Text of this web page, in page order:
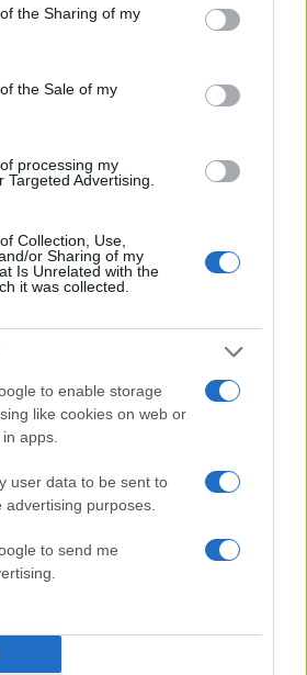
or usage behaviour. You may click to
to Google and its third-party tags to
specified purposes in below Google
the Sharing of my
the Sale of my
processing my
Targeted Advertising.
Collection, Use,
or Sharing of my
Is Unrelated with the
it was collected.
to enable storage
like cookies on web or
apps.
user data to be sent to
purposes.
to send me
με όγκο που διαρκεί και